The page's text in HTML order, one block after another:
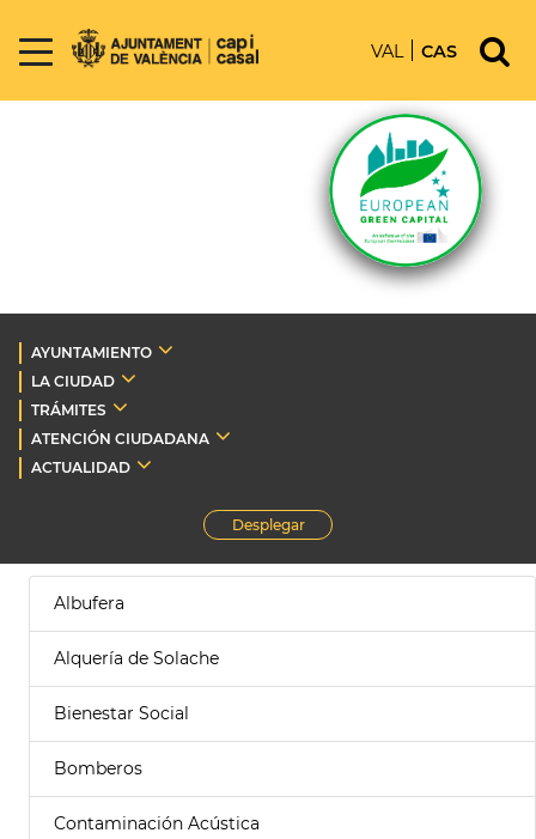
VAL CAS
AYUNTAMIENTO
LA CIUDAD
TRÁMITES
ATENCIÓN CIUDADANA
ACTUALIDAD
Desplegar
Albufera
Alquería de Solache
Bienestar Social
Bomberos
Contaminación Acústica